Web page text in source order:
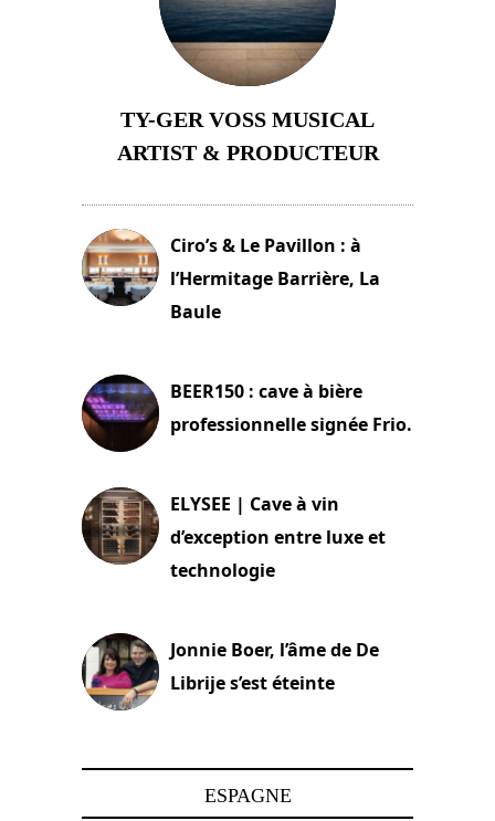
TY-GER VOSS MUSICAL
ARTIST & PRODUCTEUR
Ciro’s & Le Pavillon : à
l’Hermitage Barrière, La
Baule
BEER150 : cave à bière
professionnelle signée Frio.
ELYSEE | Cave à vin
d’exception entre luxe et
technologie
Jonnie Boer, l’âme de De
Librije s’est éteinte
ESPAGNE